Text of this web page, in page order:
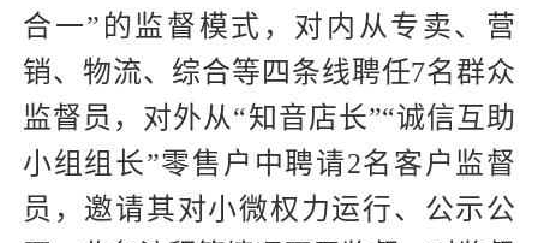
合一”的监督模式，对内从专卖、营
销、物流、综合等四条线聘任7名群众
监督员，对外从“知音店长”“诚信互助
小组组长”零售户中聘请2名客户监督
员，邀请其对小微权力运行、公示公